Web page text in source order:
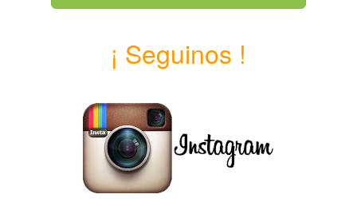
¡ Seguinos !